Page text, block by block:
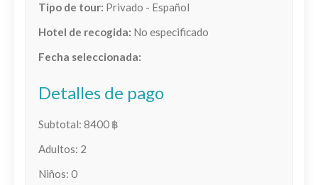
Tipo de tour: Privado - Español
Hotel de recogida: No especificado
Fecha seleccionada:
Detalles de pago
Subtotal: 8400 ฿
Adultos: 2
Niños: 0